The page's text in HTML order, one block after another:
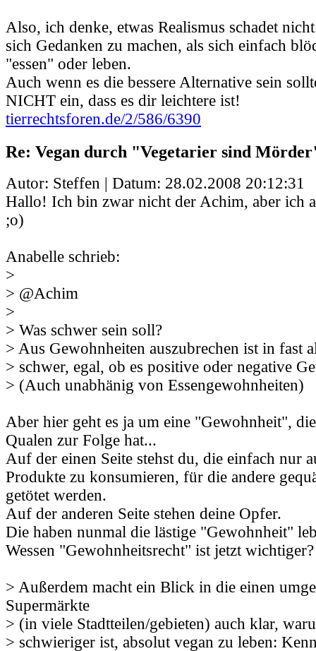
Also, ich denke, etwas Realismus schadet
sich Gedanken zu machen, als sich einfach
"essen" oder leben.
Auch wenn es die bessere Alternative sein
NICHT ein, dass es dir leichtere ist!
tierrechtsforen.de/2/586/6390
Re: Vegan durch "Vegetarier sind
Autor: Steffen | Datum: 28.02.2008 20:12:31
Hallo! Ich bin zwar nicht der Achim, aber ich
;o)
Anabelle schrieb:
>
> @Achim
>
> Was schwer sein soll?
> Aus Gewohnheiten auszubrechen ist in fast
> schwer, egal, ob es positive oder negative
> (Auch unabhänig von Essengewohnheiten)
Aber hier geht es ja um eine "Gewohnheit",
Qualen zur Folge hat...
Auf der einen Seite stehst du, die einfach nur
Produkte zu konsumieren, für die andere
getötet werden.
Auf der anderen Seite stehen deine Opfer.
Die haben nunmal die lästige "Gewohnheit"
Wessen "Gewohnheitsrecht" ist jetzt wichtiger?
> Außerdem macht ein Blick in die einen
Supermärkte
> (in viele Stadtteilen/gebieten) auch klar,
> schwieriger ist, absolut vegan zu leben: